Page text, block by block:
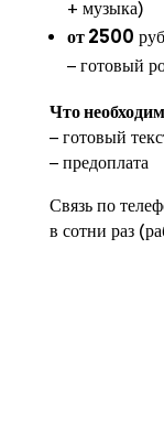
+ музыка)
от 2500
− готовый
Что
− готовый
− предоплата
Связь по
в сотни раз